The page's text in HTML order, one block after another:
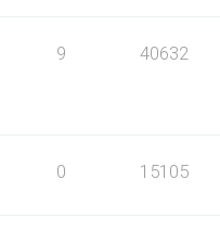
9 40632
0 15105